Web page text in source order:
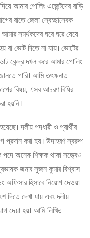
আমার পোলিং এজেন্টদের বাড়ি
রাতে জেলা স্বেচ্ছাসেবক
সমর্থকদের ঘরে ঘরে যেয়ে
বা ভোট দিতে না যায়। ভোটের
কেন্দ্র দখল করে আমার পোলিং
পারি। আমি তৎক্ষনাত
বিষয়, এসব আচরণ বিধির
হয়নি।
দলীয় পদধারী ও প্রার্থীর
প্রদান করা হয়। উদাহরণ স্বরুপ
পদে অনেক শিক্ষক থাকা সত্ত্বেও
জনাব সুজন কুমার বিশ্বাস
অফিসার হিসাবে নিয়োগ দেওয়া
দিতে দেখা যায় এবং দলীয়
দেয়া হয়। আমি লিখিত